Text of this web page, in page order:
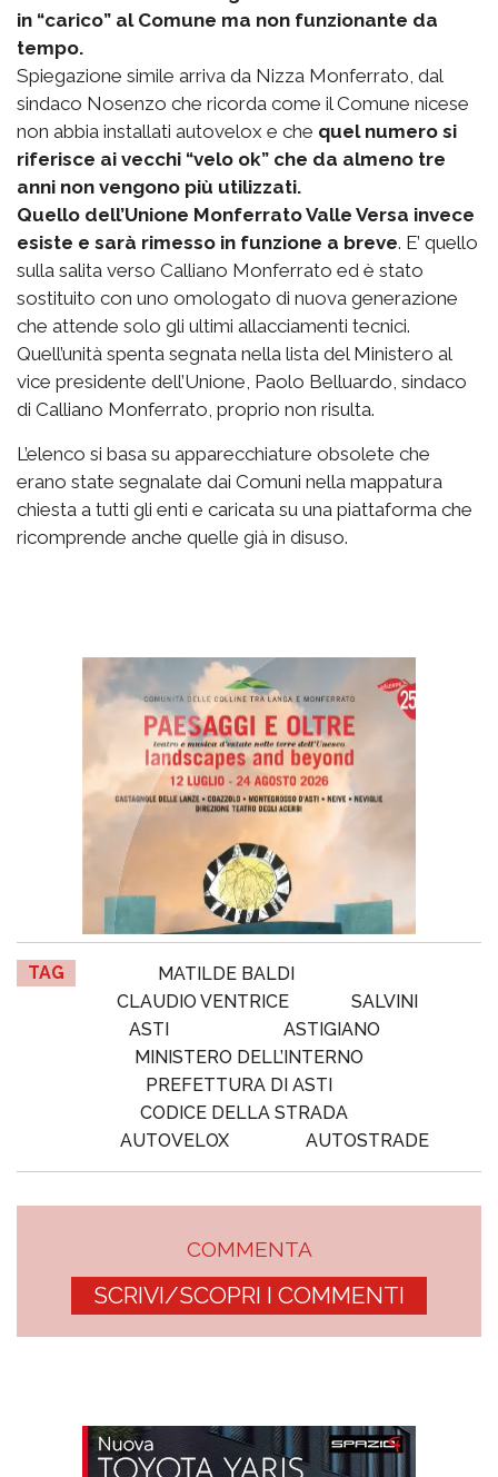
in “carico” al Comune ma non funzionante da
tempo.
Spiegazione simile arriva da Nizza Monferrato, dal
sindaco Nosenzo che ricorda come il Comune nicese
non abbia installati autovelox e che quel numero si
riferisce ai vecchi “velo ok” che da almeno tre
anni non vengono più utilizzati.
Quello dell’Unione Monferrato Valle Versa invece
esiste e sarà rimesso in funzione a breve. E’ quello
sulla salita verso Calliano Monferrato ed è stato
sostituito con uno omologato di nuova generazione
che attende solo gli ultimi allacciamenti tecnici.
Quell’unità spenta segnata nella lista del Ministero al
vice presidente dell’Unione, Paolo Belluardo, sindaco
di Calliano Monferrato, proprio non risulta.
L’elenco si basa su apparecchiature obsolete che
erano state segnalate dai Comuni nella mappatura
chiesta a tutti gli enti e caricata su una piattaforma che
ricomprende anche quelle già in disuso.
TAG
MATILDE BALDI
CLAUDIO VENTRICE
SALVINI
ASTI
ASTIGIANO
MINISTERO DELL’INTERNO
PREFETTURA DI ASTI
CODICE DELLA STRADA
AUTOVELOX
AUTOSTRADE
COMMENTA
SCRIVI/SCOPRI I COMMENTI